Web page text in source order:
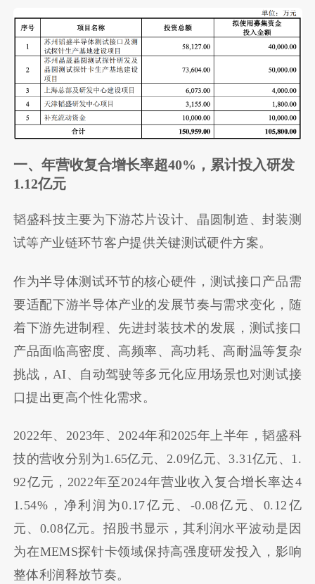
一、年营收复合增长率超40%，累计投入研发
1.12亿元
韬盛科技主要为下游芯片设计、晶圆制造、封装测
试等产业链环节客户提供关键测试硬件方案。
作为半导体测试环节的核心硬件，测试接口产品需
要适配下游半导体产业的发展节奏与需求变化，随
着下游先进制程、先进封装技术的发展，测试接口
产品面临高密度、高频率、高功耗、高耐温等复杂
挑战，AI、自动驾驶等多元化应用场景也对测试接
口提出更高个性化需求。
2022年、2023年、2024年和2025年上半年，韬盛科
技的营收分别为1.65亿元、2.09亿元、3.31亿元、1.
92亿元，2022年至2024年营业收入复合增长率达4
1.54%，净利润为0.17亿元、-0.08亿元、0.12亿
元、0.08亿元。招股书显示，其利润水平波动是因
为在MEMS探针卡领域保持高强度研发投入，影响
整体利润释放节奏。